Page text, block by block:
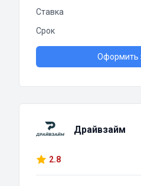
Ставка
Срок
Оформить
Драйвзайм
2.8